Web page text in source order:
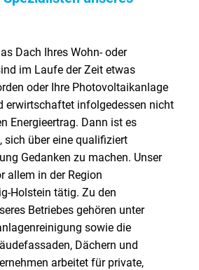
Dach Ihres Wohn- oder
im Laufe der Zeit etwas
oder Ihre Photovoltaikanlage
erwirtschaftet infolgedessen nicht
Energieertrag. Dann ist es
sich über eine qualifiziert
Gedanken zu machen. Unser
allem in der Region
Holstein tätig. Zu den
Betriebes gehören unter
sowie die
Dächern und
arbeitet für private,